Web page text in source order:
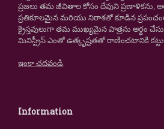
ప్రజలు తమ జీవితాల కోసం దేవుని ప్రణాళికను,
ప్రతికూలమైన మరియు నిరాశతో కూడిన
క్రైస్తవులుగా తమ ముఖ్యమైన పాత్రను అర్థం
మినిస్ట్రీస్ ఎంతో ఉత్కృష్టతతో రాణించటానికి
ఇంకా చదవండి.
Information